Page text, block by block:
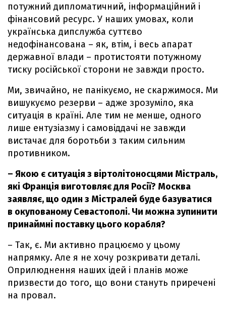
потужний дипломатичний, інформаційний і
фінансовий ресурс. У наших умовах, коли
українська дипслужба суттєво
недофінансована – як, втім, і весь апарат
державної влади – протистояти потужному
тиску російської сторони не завжди просто.
Ми, звичайно, не панікуємо, не скаржимося. Ми
вишукуємо резерви – адже зрозуміло, яка
ситуація в країні. Але тим не менше, одного
лише ентузіазму і самовіддачі не завжди
вистачає для боротьби з таким сильним
противником.
– Якою є ситуація з віртолітоносцями Містраль,
які Франція виготовляє для Росії? Москва
заявляє, що один з Містралей буде базуватися
в окупованому Севастополі. Чи можна зупинити
принаймні поставку цього корабля?
– Так, є. Ми активно працюємо у цьому
напрямку. Але я не хочу розкривати деталі.
Оприлюднення наших ідей і планів може
призвести до того, що вони стануть приречені
на провал.